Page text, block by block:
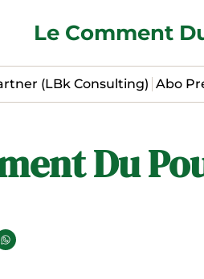
Le Comment
(LBk Consulting) Abo
Du